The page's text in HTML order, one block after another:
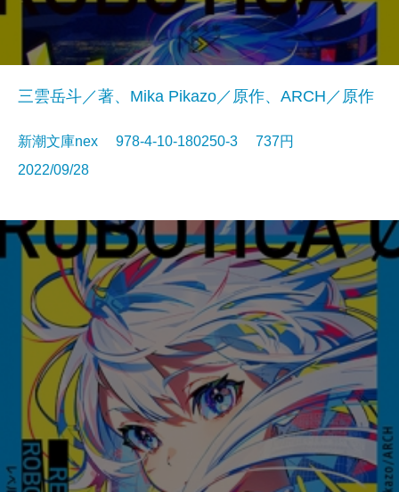
三雲岳斗／著、Mika Pikazo／原作、ARCH／原作
新潮文庫nex 978-4-10-180250-3 737円
2022/09/28